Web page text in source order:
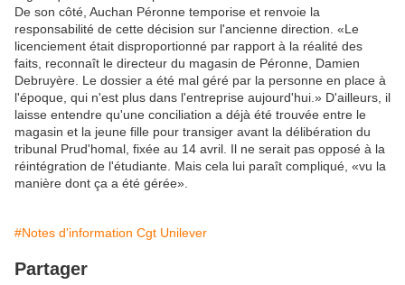
De son côté, Auchan Péronne temporise et renvoie la
responsabilité de cette décision sur l'ancienne direction. «Le
licenciement était disproportionné par rapport à la réalité des
faits, reconnaît le directeur du magasin de Péronne, Damien
Debruyère. Le dossier a été mal géré par la personne en place à
l'époque, qui n'est plus dans l'entreprise aujourd'hui.» D'ailleurs, il
laisse entendre qu'une conciliation a déjà été trouvée entre le
magasin et la jeune fille pour transiger avant la délibération du
tribunal Prud'homal, fixée au 14 avril. Il ne serait pas opposé à la
réintégration de l'étudiante. Mais cela lui paraît compliqué, «vu la
manière dont ça a été gérée».
#Notes d'information Cgt Unilever
Partager